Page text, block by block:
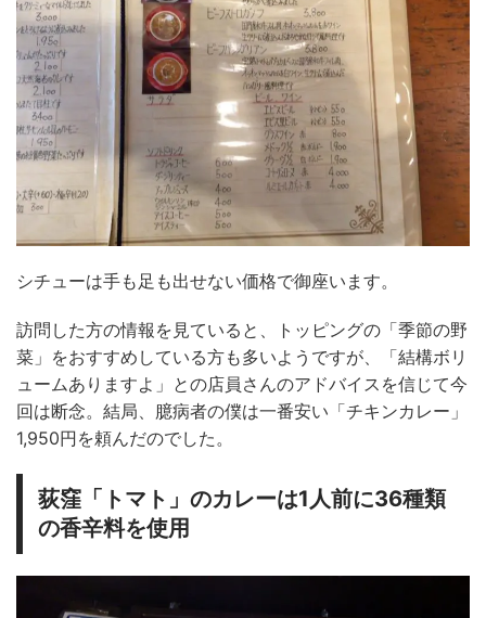
シチューは手も足も出せない価格で御座います。
訪問した方の情報を見ていると、トッピングの「季節の野
菜」をおすすめしている方も多いようですが、「結構ボリ
ュームありますよ」との店員さんのアドバイスを信じて今
回は断念。結局、臆病者の僕は一番安い「チキンカレー」
1,950円を頼んだのでした。
荻窪「トマト」のカレーは1人前に36種類
の香辛料を使用